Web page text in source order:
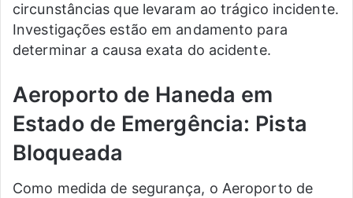
circunstâncias que levaram ao trágico incidente.
Investigações estão em andamento para
determinar a causa exata do acidente.
Aeroporto de Haneda em
Estado de Emergência: Pista
Bloqueada
Como medida de segurança, o Aeroporto de